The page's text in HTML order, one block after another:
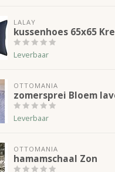
LALAY
kussenhoes 65x65
Leverbaar
OTTOMANIA
zomersprei Bloem
Leverbaar
OTTOMANIA
hamamschaal Zon